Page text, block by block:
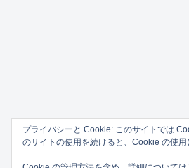
プライバシーと Cookie: このサイトでは
のサイトの使用を続けると、Cookie の使用